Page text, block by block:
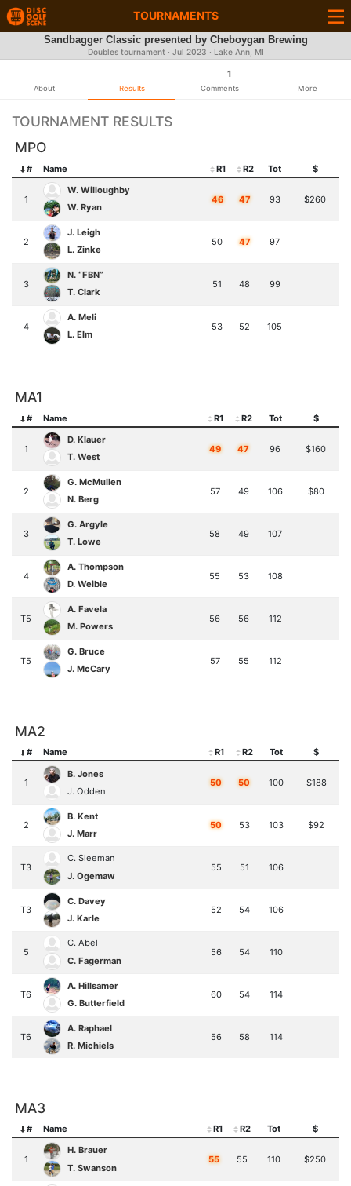
TOURNAMENTS
Sandbagger Classic presented by Cheboygan Brewing
Doubles tournament · Jul 2023 · Lake Ann, MI
About Results
1
Comments More
TOURNAMENT RESULTS
MPO
# Name R1 R2 Tot $
1
W. Willoughby
W. Ryan
46 47 93 $260
2
J. Leigh
L. Zinke
50 47 97
3
N. “FBN”
T. Clark
51 48 99
4
A. Meli
L. Elm
53 52 105
MA1
# Name R1 R2 Tot $
1
D. Klauer
T. West
49 47 96 $160
2
G. McMullen
N. Berg
57 49 106 $80
3
G. Argyle
T. Lowe
58 49 107
4
A. Thompson
D. Weible
55 53 108
T5
A. Favela
M. Powers
56 56 112
T5
G. Bruce
J. McCary
57 55 112
MA2
# Name R1 R2 Tot $
1
B. Jones
J. Odden
50 50 100 $188
2
B. Kent
J. Marr
50 53 103 $92
T3
C. Sleeman
J. Ogemaw
55 51 106
T3
C. Davey
J. Karle
52 54 106
5
C. Abel
C. Fagerman
56 54 110
T6
A. Hillsamer
G. Butterfield
60 54 114
T6
A. Raphael
R. Michiels
56 58 114
MA3
# Name R1 R2 Tot $
1
H. Brauer
T. Swanson
55 55 110 $250